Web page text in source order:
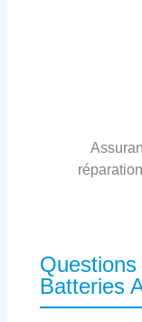
Batteries